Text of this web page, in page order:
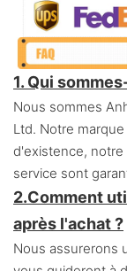
1. Qui
Nous sommes
Ltd. Notre
d'existence, notre
service sont
2.Comment
après l'achat ?
Nous assurerons